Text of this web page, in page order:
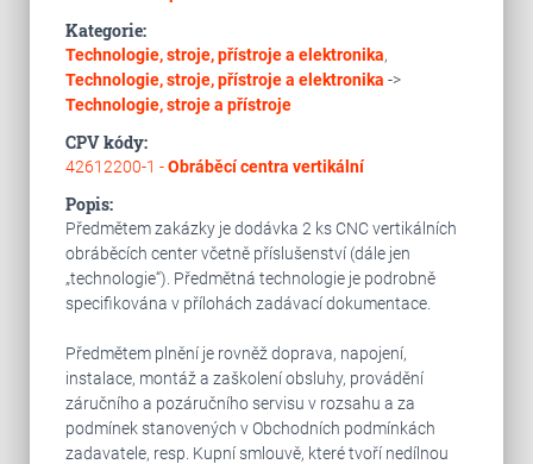
Kategorie:
Technologie, stroje, přístroje a elektronika,
Technologie, stroje, přístroje a elektronika ->
Technologie, stroje a přístroje
CPV kódy:
42612200-1 -Obráběcí centra vertikální
Popis:
Předmětem zakázky je dodávka 2 ks CNC vertikálních
obráběcích center včetně příslušenství (dále jen
„technologie“). Předmětná technologie je podrobně
specifikována v přílohách zadávací dokumentace.
Předmětem plnění je rovněž doprava, napojení,
instalace, montáž a zaškolení obsluhy, provádění
záručního a pozáručního servisu v rozsahu a za
podmínek stanovených v Obchodních podmínkách
zadavatele, resp. Kupní smlouvě, které tvoří nedílnou